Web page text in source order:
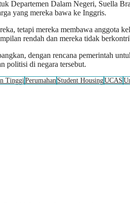
Departemen Dalam Negeri, Suella
yang mereka bawa ke Inggris.
tetapi mereka membawa anggota
rendah dan mereka tidak
dengan rencana pemerintah
politisi di negara tersebut.
Tinggi Perumahan Student HousingUCAS